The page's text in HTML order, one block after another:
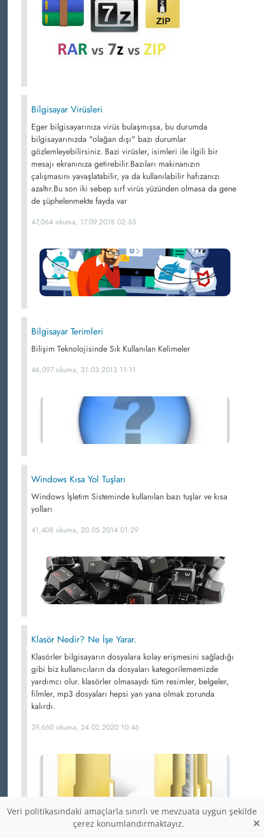
Bilgisayar Virüsleri
Eger bilgisayarınıza virüs bulaşmışsa, bu durumda
bilgisayarınızda "olağan dışı" bazı durumlar
gözlemleyebilirsiniz. Bazi virüsler, isimleri ile ilgili bir
mesajı ekranınıza getirebilir.Bazıları makinanızın
çalışmasını yavaşlatabilir, ya da kullanılabilir hafızanızı
azaltır.Bu son iki sebep sırf virüs yüzünden olmasa da gene
de şüphelenmekte fayda var
47,064 okuma, 17.09.2018 02:55
Bilgisayar Terimleri
Bilişim Teknolojisinde Sık Kullanılan Kelimeler
46,097 okuma, 31.03.2013 11:11
Windows Kısa Yol Tuşları
Windows İşletim Sisteminde kullanılan bazı tuşlar ve kısa
yolları
41,408 okuma, 20.05.2014 01:29
Klasör Nedir? Ne İşe Yarar.
Klasörler bilgisayarın dosyalara kolay erişmesini sağladığı
gibi biz kullanıcıların da dosyaları kategorilememizde
yardımcı olur. klasörler olmasaydı tüm resimler, belgeler,
filmler, mp3 dosyaları hepsi yan yana olmak zorunda
kalırdı.
39,660 okuma, 24.02.2020 10:46
Veri politikasındaki amaçlarla sınırlı ve mevzuata uygun şekilde
çerez konumlandırmaktayız.
×